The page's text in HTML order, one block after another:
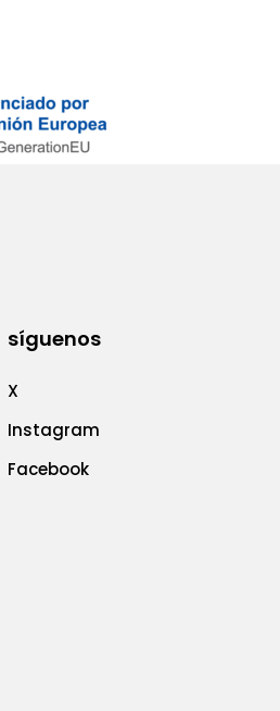
síguenos
X
Instagram
Facebook